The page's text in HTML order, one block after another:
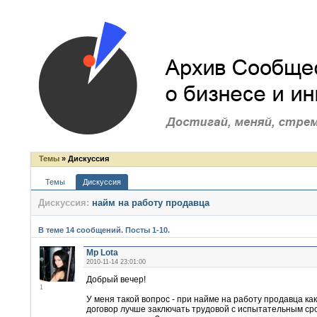
Темы » Дискуссия
Темы Дискуссия
Дискуссия: найм на работу продавца
В теме 14 сообщений. Посты 1-10.
1
Mp Lota
2010-11-14 23:01:00
Добрый вечер!
У меня такой вопрос - при найме на работу продавца
договор лучше заключать трудовой с испытательным